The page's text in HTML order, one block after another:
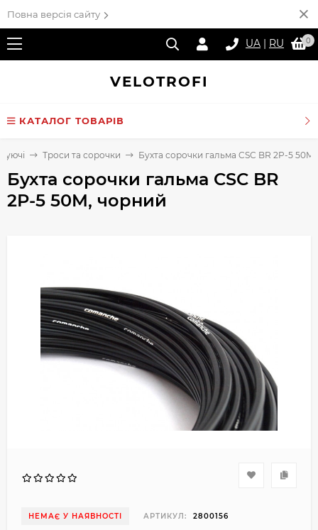
Повна версія сайту
UA | RU 0
VELOTROFI
КАТАЛОГ ТОВАРІВ
Троси та сорочки Бухта сорочки гальма CSC BR 2P-5
Бухта сорочки гальма CSC BR
2P-5 50M, чорний
НЕМАЄ У НАЯВНОСТІ АРТИКУЛ: 2800156